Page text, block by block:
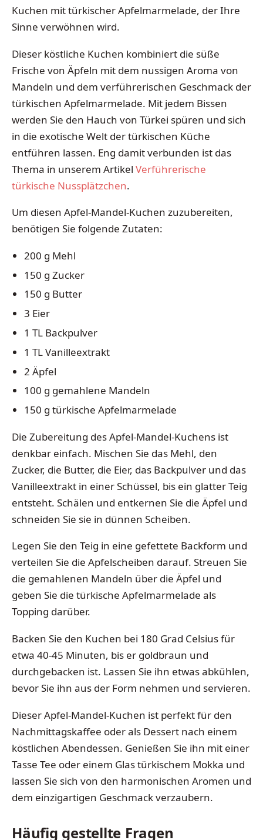
Kuchen mit türkischer Apfelmarmelade, der Ihre
Sinne verwöhnen wird.
Dieser köstliche Kuchen kombiniert die süße
Frische von Äpfeln mit dem nussigen Aroma von
Mandeln und dem verführerischen Geschmack der
türkischen Apfelmarmelade. Mit jedem Bissen
werden Sie den Hauch von Türkei spüren und sich
in die exotische Welt der türkischen Küche
entführen lassen. Eng damit verbunden ist das
Thema in unserem Artikel Verführerische
türkische Nussplätzchen.
Um diesen Apfel-Mandel-Kuchen zuzubereiten,
benötigen Sie folgende Zutaten:
200 g Mehl
150 g Zucker
150 g Butter
3 Eier
1 TL Backpulver
1 TL Vanilleextrakt
2 Äpfel
100 g gemahlene Mandeln
150 g türkische Apfelmarmelade
Die Zubereitung des Apfel-Mandel-Kuchens ist
denkbar einfach. Mischen Sie das Mehl, den
Zucker, die Butter, die Eier, das Backpulver und das
Vanilleextrakt in einer Schüssel, bis ein glatter Teig
entsteht. Schälen und entkernen Sie die Äpfel und
schneiden Sie sie in dünnen Scheiben.
Legen Sie den Teig in eine gefettete Backform und
verteilen Sie die Apfelscheiben darauf. Streuen Sie
die gemahlenen Mandeln über die Äpfel und
geben Sie die türkische Apfelmarmelade als
Topping darüber.
Backen Sie den Kuchen bei 180 Grad Celsius für
etwa 40-45 Minuten, bis er goldbraun und
durchgebacken ist. Lassen Sie ihn etwas abkühlen,
bevor Sie ihn aus der Form nehmen und servieren.
Dieser Apfel-Mandel-Kuchen ist perfekt für den
Nachmittagskaffee oder als Dessert nach einem
köstlichen Abendessen. Genießen Sie ihn mit einer
Tasse Tee oder einem Glas türkischem Mokka und
lassen Sie sich von den harmonischen Aromen und
dem einzigartigen Geschmack verzaubern.
Häufig gestellte Fragen